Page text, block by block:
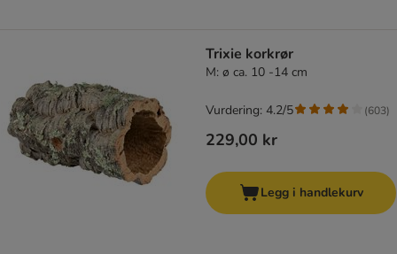
Trixie korkrør
M: ø ca. 10 -14 cm
229,00 kr
Vurdering: 4.2/5 (603)
Legg i handlekurv